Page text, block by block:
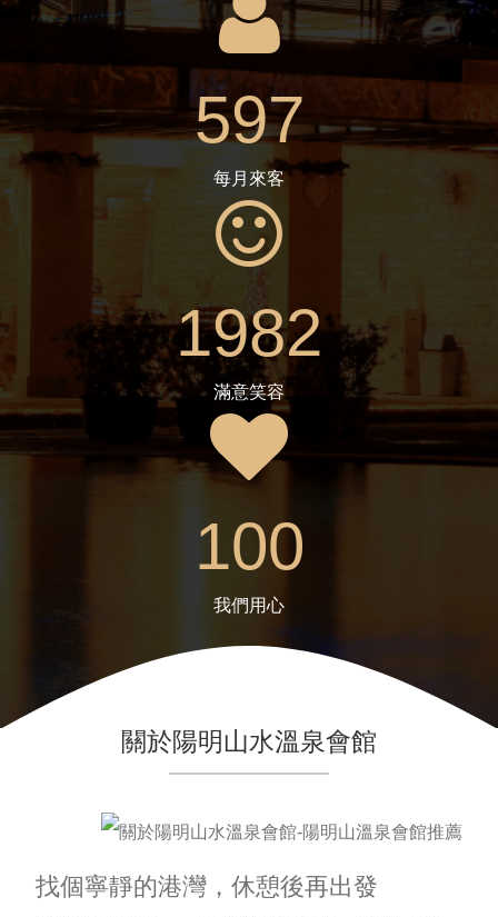
597
每月來客
1982
滿意笑容
100
我們用心
關於陽明山水溫泉會館
找個寧靜的港灣，休憩後再出發